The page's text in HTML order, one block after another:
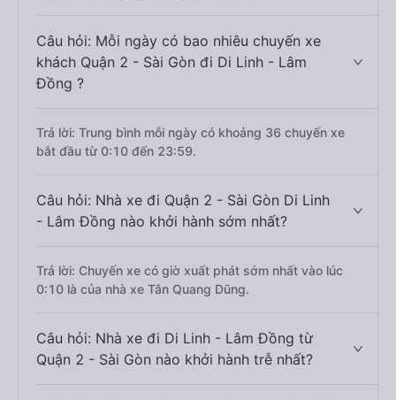
Câu hỏi: Mỗi ngày có bao nhiêu chuyến xe
khách Quận 2 - Sài Gòn đi Di Linh - Lâm
Đồng ?
Trả lời: Trung bình mỗi ngày có khoảng 36 chuyến xe
bắt đầu từ 0:10 đến 23:59.
Câu hỏi: Nhà xe đi Quận 2 - Sài Gòn Di Linh
- Lâm Đồng nào khởi hành sớm nhất?
Trả lời: Chuyến xe có giờ xuất phát sớm nhất vào lúc
0:10 là của nhà xe Tân Quang Dũng.
Câu hỏi: Nhà xe đi Di Linh - Lâm Đồng từ
Quận 2 - Sài Gòn nào khởi hành trễ nhất?